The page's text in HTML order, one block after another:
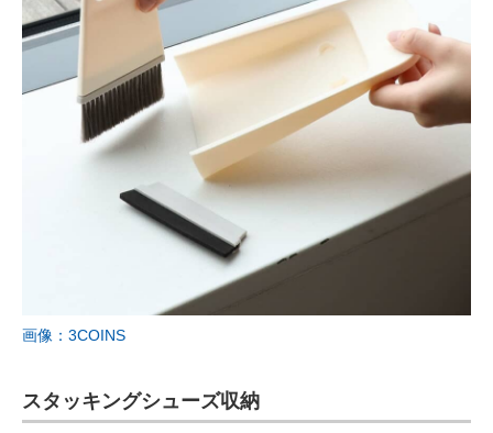
画像：3COINS
スタッキングシューズ収納